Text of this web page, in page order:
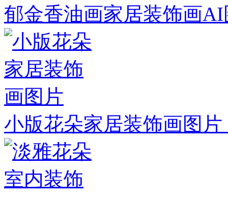
郁金香油画家居装饰画
小版花朵家居装饰画图片